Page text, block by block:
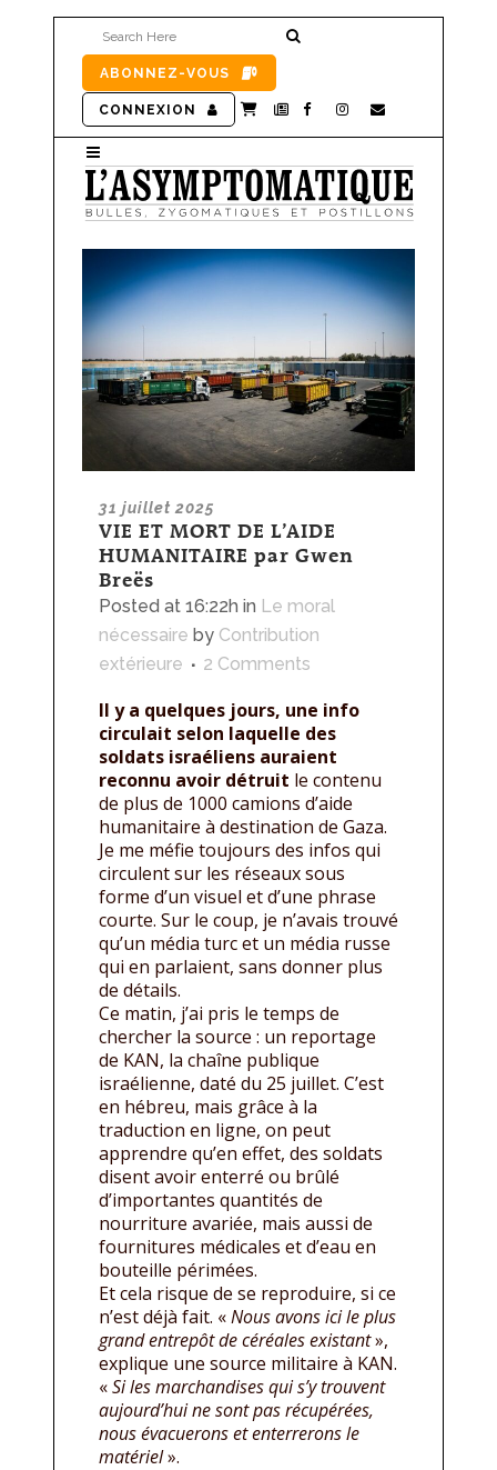
ABONNEZ-VOUS
CONNEXION
31 juillet 2025
VIE ET MORT DE L’AIDE
HUMANITAIRE par Gwen
Breës
Posted at 16:22h in Le moral
nécessaire by Contribution
extérieure
2 Comments
Il y a quelques jours, une info
circulait selon laquelle des
soldats israéliens auraient
reconnu avoir détruit le contenu
de plus de 1000 camions d’aide
humanitaire à destination de Gaza.
Je me méfie toujours des infos qui
circulent sur les réseaux sous
forme d’un visuel et d’une phrase
courte. Sur le coup, je n’avais trouvé
qu’un média turc et un média russe
qui en parlaient, sans donner plus
de détails.
Ce matin, j’ai pris le temps de
chercher la source : un reportage
de KAN, la chaîne publique
israélienne, daté du 25 juillet. C’est
en hébreu, mais grâce à la
traduction en ligne, on peut
apprendre qu’en effet, des soldats
disent avoir enterré ou brûlé
d’importantes quantités de
nourriture avariée, mais aussi de
fournitures médicales et d’eau en
bouteille périmées.
Et cela risque de se reproduire, si ce
n’est déjà fait. «Nous avons ici le plus
grand entrepôt de céréales existant»,
explique une source militaire à KAN.
«Si les marchandises qui s’y trouvent
aujourd’hui ne sont pas récupérées,
nous évacuerons et enterrerons le
matériel».